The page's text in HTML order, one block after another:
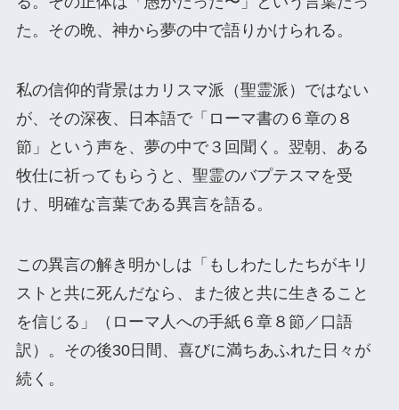
た。その晩、神から夢の中で語りかけられる。
私の信仰的背景はカリスマ派（聖霊派）ではない
が、その深夜、日本語で「ローマ書の６章の８
節」という声を、夢の中で３回聞く。翌朝、ある
牧仕に祈ってもらうと、聖霊のバプテスマを受
け、明確な言葉である異言を語る。
この異言の解き明かしは「もしわたしたちがキリ
ストと共に死んだなら、また彼と共に生きること
を信じる」（ローマ人への手紙６章８節／口語
訳）。その後30日間、喜びに満ちあふれた日々が
続く。